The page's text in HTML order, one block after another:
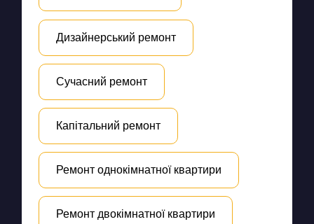
Дизайнерський ремонт
Сучасний ремонт
Капітальний ремонт
Ремонт однокімнатної квартири
Ремонт двокімнатної квартири